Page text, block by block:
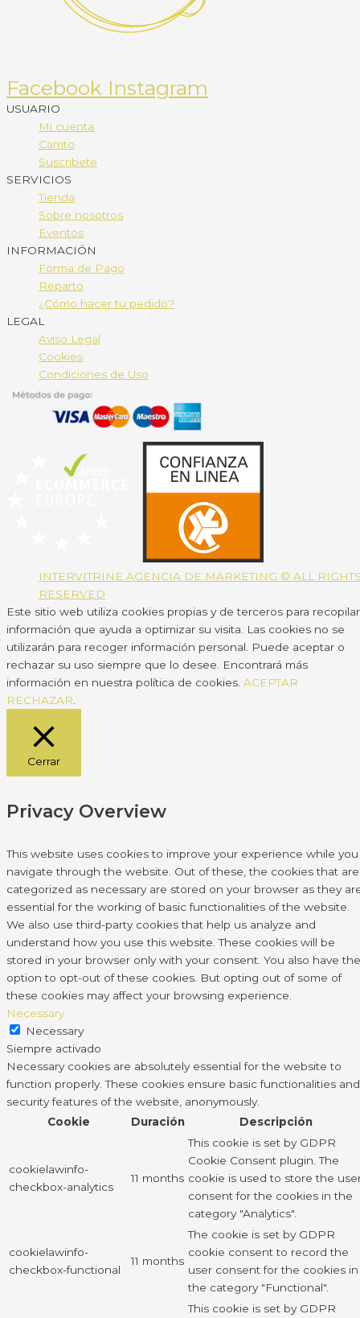
Facebook Instagram
USUARIO
Mi cuenta
Carrito
Suscribete
SERVICIOS
Tienda
Sobre nosotros
Eventos
INFORMACIÓN
Forma de Pago
Reparto
¿Cómo hacer tu pedido?
LEGAL
Aviso Legal
Cookies
Condiciones de Uso
INTERVITRINE AGENCIA DE MARKETING © ALL
RESERVED
Este sitio web utiliza cookies propias y de terceros para recopilar
información que ayuda a optimizar su visita. Las cookies no se
utilizarán para recoger información personal. Puede aceptar o
rechazar su uso siempre que lo desee. Encontrará más
información en nuestra política de cookies. ACEPTAR
RECHAZAR.
Cerrar
Privacy Overview
This website uses cookies to improve your experience while you
navigate through the website. Out of these, the cookies that are
categorized as necessary are stored on your browser as they
essential for the working of basic functionalities of the website.
We also use third-party cookies that help us analyze and
understand how you use this website. These cookies will be
stored in your browser only with your consent. You also have the
option to opt-out of these cookies. But opting out of some of
these cookies may affect your browsing experience.
Necessary
Necessary
Siempre activado
Necessary cookies are absolutely essential for the website to
function properly. These cookies ensure basic functionalities and
security features of the website, anonymously.
Cookie
Duración Descripción
cookielawinfo-
checkbox-analytics
11 months
This cookie is set by GDPR
Cookie Consent plugin. The
cookie is used to store the
consent for the cookies in the
category "Analytics".
cookielawinfo-
checkbox-functional
11 months
The cookie is set by GDPR
cookie consent to record the
user consent for the cookies in
the category "Functional".
This cookie is set by GDPR